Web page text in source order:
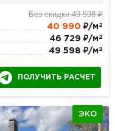
Без скидки 49 598 ₽
40 990 ₽/м 2
46 729 ₽/м 2
49 598 ₽/м 2
ПОЛУЧИТЬ РАСЧЕТ
ЭКО